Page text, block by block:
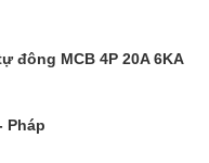
đông MCB 4P 20A 6KA
Pháp